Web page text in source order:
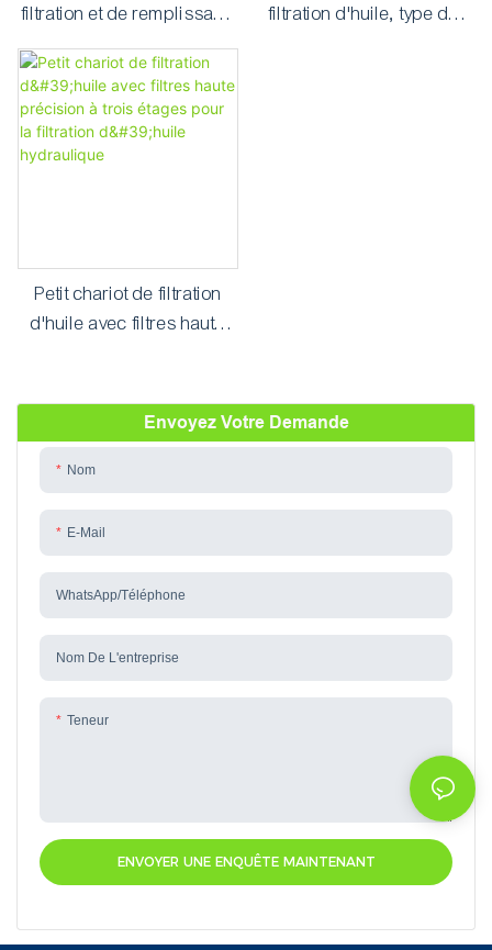
Envoyez Votre Demande
Nom
E-Mail
WhatsApp/téléphone
Nom De L'entreprise
Teneur
ENVOYER UNE ENQUÊTE MAINTENANT
filtration et de remplissage
d'huile série JL
filtration d'huile, type de
Petit chariot de filtration
d'huile avec filtres haute
hydraulique